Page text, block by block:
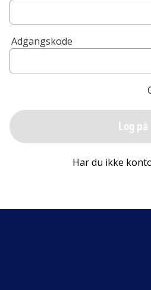
Adgangskode
Log på
Har du ikke